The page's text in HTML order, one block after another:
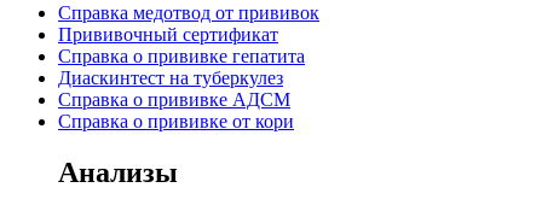
Справка медотвод от прививок
Прививочный сертификат
Cправка о прививке гепатита
Диаскинтест на туберкулез
Справка о прививке АДСМ
Справка о прививке от кори
Анализы